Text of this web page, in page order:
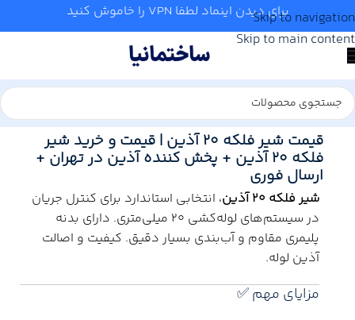
Skip to navigation
Skip to main content
برای دیدن اینماد لطفا VPN را خاموش کنید
آب و تاسیسات
قیمت شیر فلکه 20 آذین | قیمت و خرید شیر
فلکه 20 آذین + پخش کننده آذین در تهران +
ارسال فوری
شیر فلکه 20 آذین
، انتخابی استاندارد برای کنترل جریان
در سیستم‌های لوله‌کشی 20 میلی‌متری. دارای بدنه
پلیمری مقاوم و آب‌بندی بسیار دقیق. کیفیت و اصالت
آذین لوله.
مزایای مهم ✅